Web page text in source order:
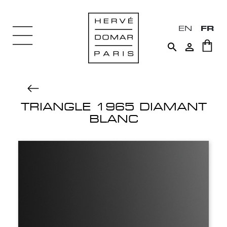
EN FR
 
TRIANGLE 1965 DIAMANT
BLANC